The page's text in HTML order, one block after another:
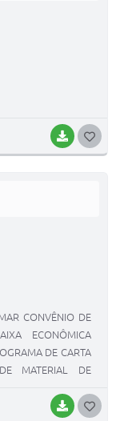
BAIXAR
BAIXAR
CONVÊNIO DE
ECONÔMICA
DE CARTA
MATERIAL DE